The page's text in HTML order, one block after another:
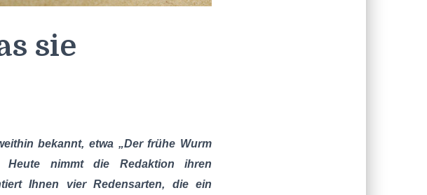
sie
bekannt, etwa „Der frühe Wurm
nimmt die Redaktion ihren
Ihnen vier Redensarten, die ein